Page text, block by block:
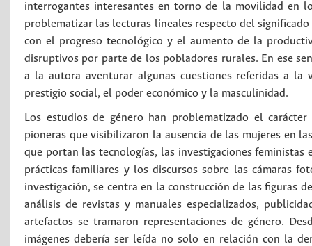
interrogantes interesantes en torno de la movilidad en
problematizar las lecturas lineales respecto del
con el progreso tecnológico y el aumento de la
disruptivos por parte de los pobladores rurales. En ese
a la autora aventurar algunas cuestiones referidas a
prestigio social, el poder económico y la masculinidad.
Los estudios de género han problematizado el
pioneras que visibilizaron la ausencia de las mujeres en
que portan las tecnologías, las investigaciones
prácticas familiares y los discursos sobre las cámaras
investigación, se centra en la construcción de las figuras
análisis de revistas y manuales especializados,
artefactos se tramaron representaciones de género.
imágenes debería ser leída no solo en relación con la